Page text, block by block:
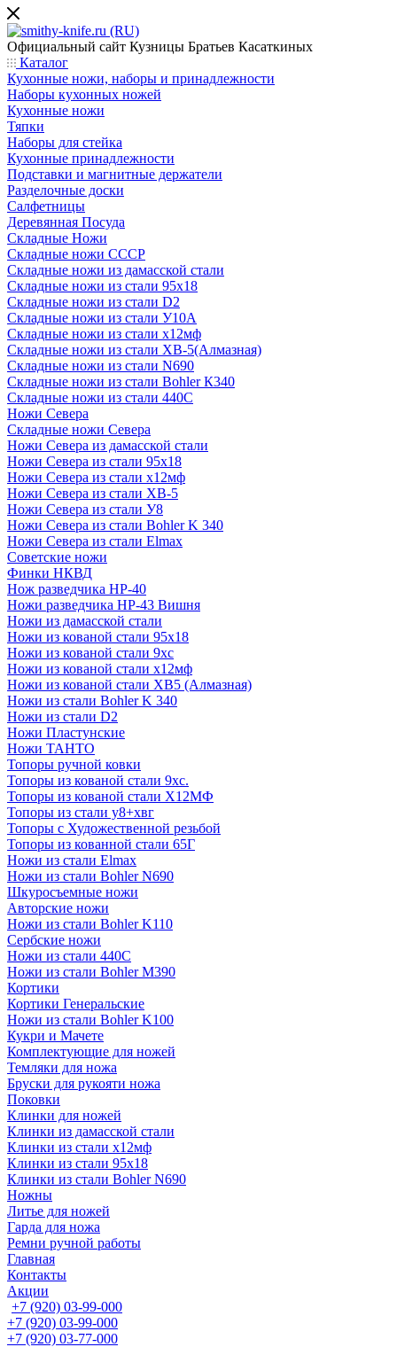
Официальный сайт Кузницы Братьев Касаткиных
Каталог
Кухонные ножи, наборы и принадлежности
Наборы кухонных ножей
Кухонные ножи
Тяпки
Наборы для стейка
Кухонные принадлежности
Подставки и магнитные держатели
Разделочные доски
Салфетницы
Деревянная Посуда
Складные Ножи
Cкладные ножи СССР
Складные ножи из дамасской стали
Складные ножи из стали 95х18
Складные ножи из стали D2
Складные ножи из стали У10А
Складные ножи из стали х12мф
Складные ножи из стали ХВ-5(Алмазная)
Складные ножи из стали N690
Складные ножи из стали Bohler К340
Складные ножи из стали 440С
Ножи Севера
Складные ножи Севера
Ножи Севера из дамасской стали
Ножи Севера из стали 95х18
Ножи Севера из стали х12мф
Ножи Севера из стали ХВ-5
Ножи Севера из стали У8
Ножи Севера из стали Bohler K 340
Ножи Севера из стали Elmax
Советские ножи
Финки НКВД
Нож разведчика НР-40
Ножи разведчика НР-43 Вишня
Ножи из дамасской стали
Ножи из кованой стали 95х18
Ножи из кованой стали 9хс
Ножи из кованой стали х12мф
Ножи из кованой стали ХВ5 (Алмазная)
Ножи из стали Bohler K 340
Ножи из стали D2
Ножи Пластунские
Ножи ТАНТО
Топоры ручной ковки
Топоры из кованой стали 9хс.
Топоры из кованой стали Х12МФ
Топоры из стали у8+хвг
Топоры с Художественной резьбой
Топоры из кованной стали 65Г
Ножи из стали Elmax
Ножи из стали Bohler N690
Шкуросъемные ножи
Авторские ножи
Ножи из стали Bohler K110
Сербские ножи
Ножи из стали 440С
Ножи из стали Bohler M390
Кортики
Кортики Генеральские
Ножи из стали Bohler K100
Кукри и Мачете
Комплектующие для ножей
Темляки для ножа
Бруски для рукояти ножа
Поковки
Клинки для ножей
Клинки из дамасской стали
Клинки из стали х12мф
Клинки из стали 95х18
Клинки из стали Bohler N690
Ножны
Литье для ножей
Гарда для ножа
Ремни ручной работы
Главная
Контакты
Акции
+7 (920) 03-99-000
+7 (920) 03-99-000
+7 (920) 03-77-000